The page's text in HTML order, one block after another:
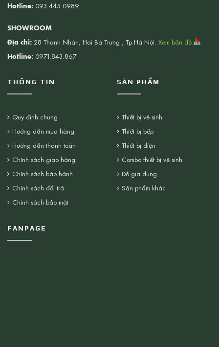
Hotline: 093.445.0989
SHOWROOM
Địa chỉ: 28 Thanh Nhàn, Hai Bà Trưng , Tp.Hà Nội. Xem bản đồ
Hotline: 0971.843.867
THÔNG TIN
Quy định chung
Hướng dẫn mua hàng
Hướng dẫn thanh toán
Chính sách giao hàng
Chính sách bảo hành
Chính sách đổi trả
Chính sách bảo mật
SẢN PHẨM
Thiết bị vệ sinh
Thiết bị bếp
Thiết bị điện
Combo thiết bị vệ sinh
Đồ gia dụng
Sản phẩm khác
FANPAGE